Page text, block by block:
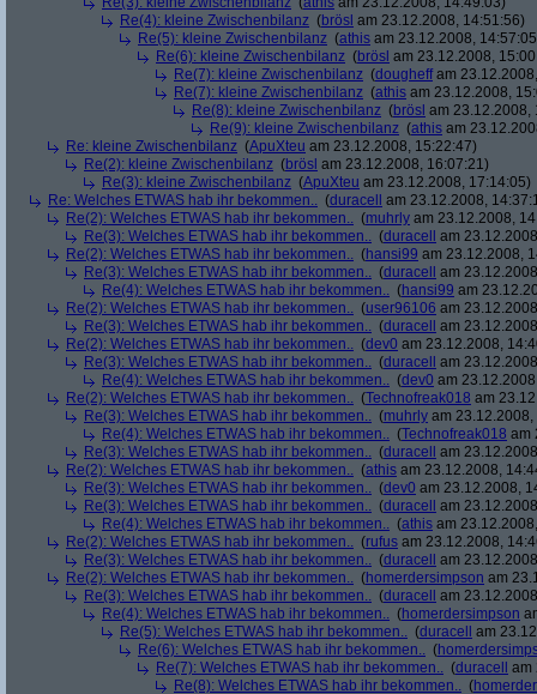
Re(4): kleine Zwischenbilanz (brösl am 23.12.2008, 14:51:56)
Re(5): kleine Zwischenbilanz (athis am 23.12.2008,
Re(6): kleine Zwischenbilanz (brösl am 23.12.2008,
Re(7): kleine Zwischenbilanz (dougheffam
Re(7): kleine Zwischenbilanz (athis am 23.12.2008,
Re(8): kleine Zwischenbilanz (brösl am 23.12.2008,
Re(9): kleine Zwischenbilanz (athis am
Re: kleine Zwischenbilanz (ApuXteu am 23.12.2008, 15:22:47)
Re(2): kleine Zwischenbilanz (brösl am 23.12.2008, 16:07:21)
Re(3): kleine Zwischenbilanz (ApuXteu am 23.12.2008, 17:14:05)
Re: Welches ETWAS hab ihr bekommen.. (duracell
am 23.12.2008,
Re(2): Welches ETWAS hab ihr bekommen.. (muhrly am 23.12.2008,
Re(3): Welches ETWAS hab ihr bekommen.. (duracell
am
Re(2): Welches ETWAS hab ihr bekommen.. (hansi99 am 23.12.2008,
Re(3): Welches ETWAS hab ihr bekommen.. (duracell
am
Re(4): Welches ETWAS hab ihr bekommen.. (hansi99 am
Re(2): Welches ETWAS hab ihr bekommen.. (user96106 am
Re(3): Welches ETWAS hab ihr bekommen.. (duracell
am
Re(2): Welches ETWAS hab ihr bekommen.. (dev0 am 23.12.2008,
Re(3): Welches ETWAS hab ihr bekommen.. (duracell
am
Re(4): Welches ETWAS hab ihr bekommen.. (dev0 am
Re(2): Welches ETWAS hab ihr bekommen.. (Technofreak018 am
Re(3): Welches ETWAS hab ihr bekommen.. (muhrly am
Re(4): Welches ETWAS hab ihr bekommen.. (Technofreak018 am
Re(3): Welches ETWAS hab ihr bekommen.. (duracell
am
Re(2): Welches ETWAS hab ihr bekommen.. (athis am 23.12.2008,
Re(3): Welches ETWAS hab ihr bekommen.. (dev0 am 23.12.2008,
Re(3): Welches ETWAS hab ihr bekommen.. (duracell
am
Re(4): Welches ETWAS hab ihr bekommen.. (athis am
Re(2): Welches ETWAS hab ihr bekommen.. (rufus am 23.12.2008,
Re(3): Welches ETWAS hab ihr bekommen.. (duracell
am
Re(2): Welches ETWAS hab ihr bekommen.. (homerdersimpson am
Re(3): Welches ETWAS hab ihr bekommen.. (duracell
am
Re(4): Welches ETWAS hab ihr bekommen.. (homerdersimpson
Re(5): Welches ETWAS hab ihr bekommen.. (duracell
am
Re(6): Welches ETWAS hab ihr bekommen.. (
Re(7): Welches ETWAS hab ihr bekommen.. (duracell
am
Re(8): Welches ETWAS hab ihr bekommen.. (